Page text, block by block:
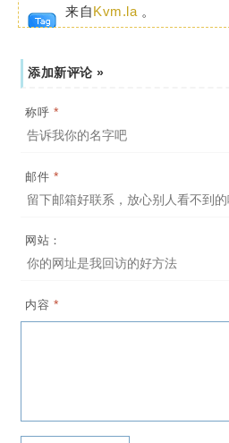
来自Kvm.la 。
添加新评论 »
称呼 *
邮件 *
网站：
内容 *